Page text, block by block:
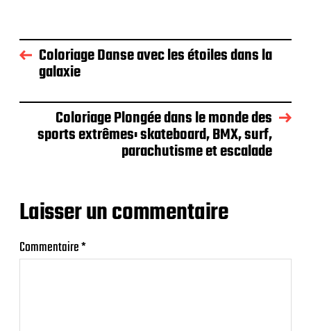
Coloriage Danse avec les étoiles dans la
galaxie
Coloriage Plongée dans le monde des
sports extrêmes: skateboard, BMX, surf,
parachutisme et escalade
Laisser un commentaire
Commentaire*